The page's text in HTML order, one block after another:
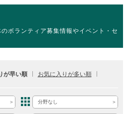
ボランティア募集情報やイベント・セ
が早い順 お気に入りが多い順
分野なし